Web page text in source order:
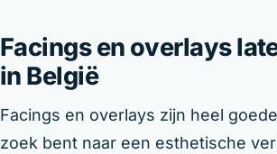
Facings en overlays
in België
Facings en overlays zijn heel
zoek bent naar een esthetische